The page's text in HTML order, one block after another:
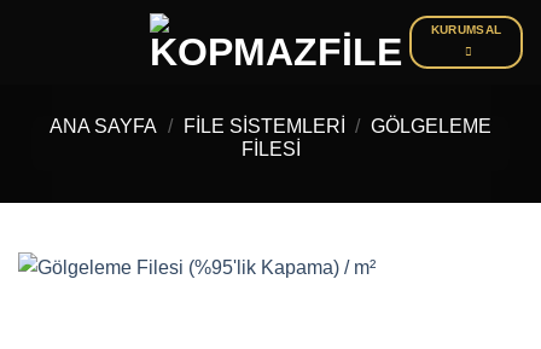
KURUMSAL
ANA SAYFA / FILE SISTEMLERI / GÖLGELEME
FILESI